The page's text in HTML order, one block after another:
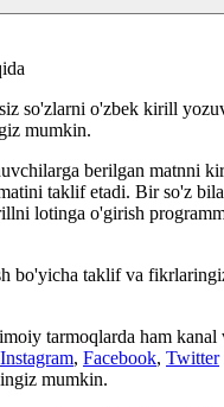
so'zlarni o'zbek kirill
mumkin.
berilgan matnni
taklif etadi. Bir so'z
lotinga o'girish
bo'yicha taklif va
tarmoqlarda ham kanal
Instagram, Facebook, Twitter
mumkin.